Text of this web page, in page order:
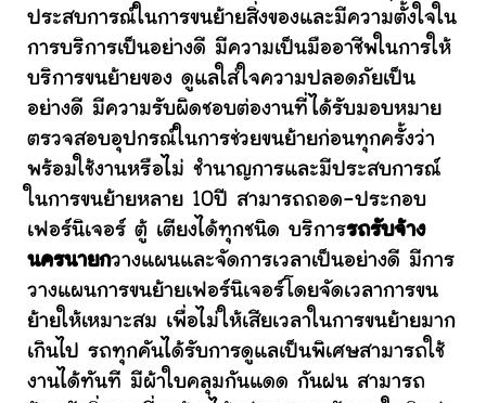
ประสบการณ์ในการขนย้ายสิ่งของและมีความตั้งใจใน
การบริการเป็นอย่างดี มีความเป็นมืออาชีพในการให้
บริการขนย้ายของ ดูแลใส่ใจความปลอดภัยเป็น
อย่างดี มีความรับผิดชอบต่องานที่ได้รับมอบหมาย
ตรวจสอบอุปกรณ์ในการช่วยขนย้ายก่อนทุกครั้งว่า
พร้อมใช้งานหรือไม่ ชำนาญการและมีประสบการณ์
ในการขนย้ายหลาย 10ปี สามารถถอด-ประกอบ
เฟอร์นิเจอร์ ตู้ เตียงได้ทุกชนิด บริการรถรับจ้าง
นครนายกวางแผนและจัดการเวลาเป็นอย่างดี มีการ
วางแผนการขนย้ายเฟอร์นิเจอร์โดยจัดเวลาการขน
ย้ายให้เหมาะสม เพื่อไม่ให้เสียเวลาในการขนย้ายมาก
เกินไป รถทุกคันได้รับการดูแลเป็นพิเศษสามารถใช้
งานได้ทันที มีผ้าใบคลุมกันแดด กันฝน สามารถ